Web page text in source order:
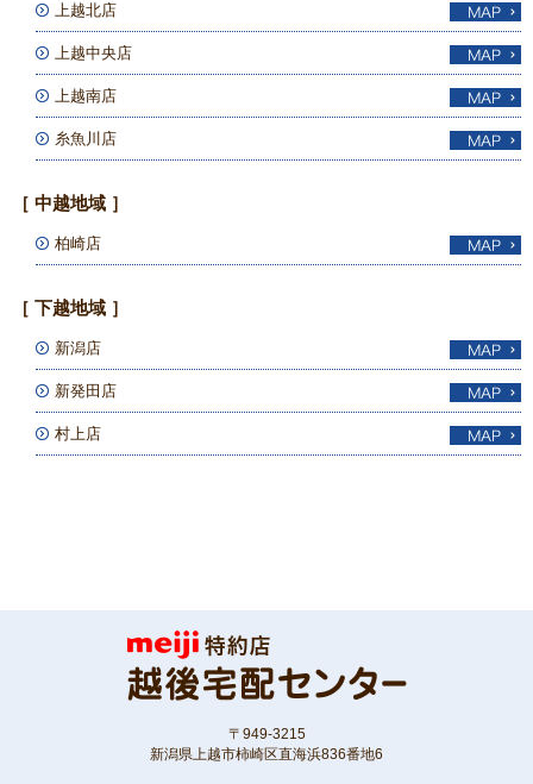
上越北店
上越中央店
上越南店
糸魚川店
［ 中越地域 ］
柏崎店
［ 下越地域 ］
新潟店
新発田店
村上店
〒949-3215
新潟県上越市柿崎区直海浜836番地6